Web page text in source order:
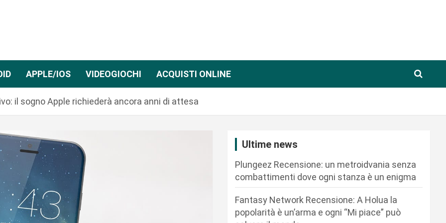
APPLE/IOS VIDEOGIOCHI ACQUISTI ONLINE
il sogno Apple richiederà ancora anni di attesa
Ultime news
Plungeez Recensione: un metroidvania senza
combattimenti dove ogni stanza è un enigma
Fantasy Network Recensione: A Holua la
popolarità è un’arma e ogni “Mi piace” può